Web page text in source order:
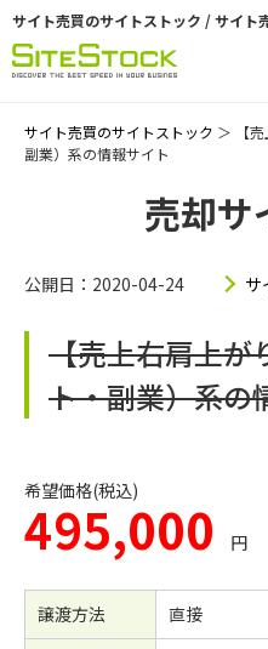
サイト売買のサイトストック / サイト
サイト売買のサイトストック ＞ 【
副業）系の情報サイト
売却サ
公開日：2020-04-24 サ
【売上右肩上が
ト・副業）系の
希望価格(税込)
495,000 円
譲渡方法
直接